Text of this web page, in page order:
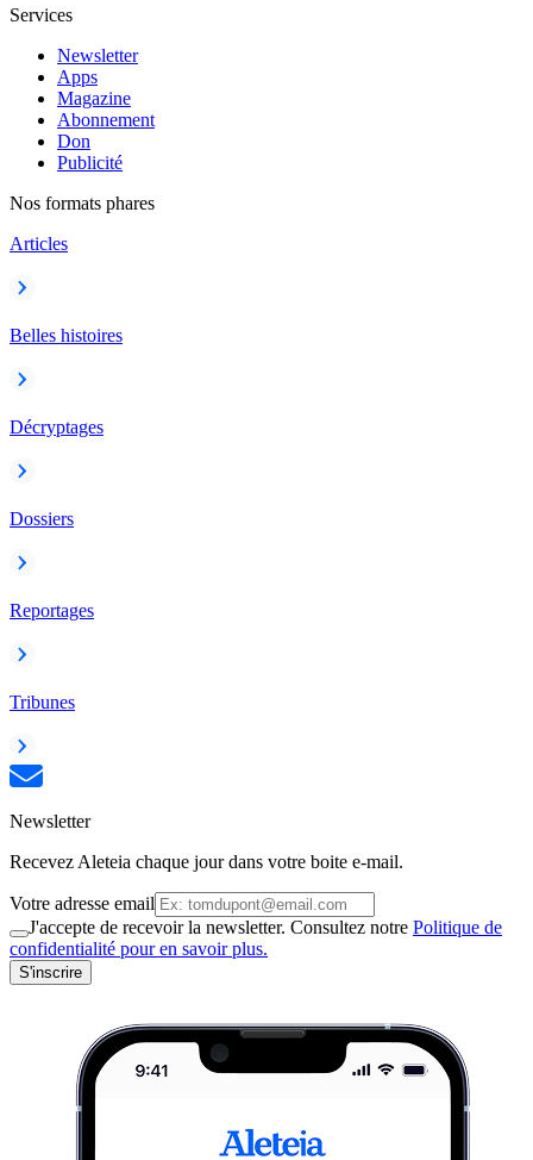
Services
Newsletter
Apps
Magazine
Abonnement
Don
Publicité
Nos formats phares
Articles
Belles histoires
Décryptages
Dossiers
Reportages
Tribunes
Newsletter
Recevez Aleteia chaque jour dans votre boite e-mail.
Votre adresse email
J'accepte de recevoir la newsletter. Consultez notre Politique de
confidentialité pour en savoir plus.
S'inscrire